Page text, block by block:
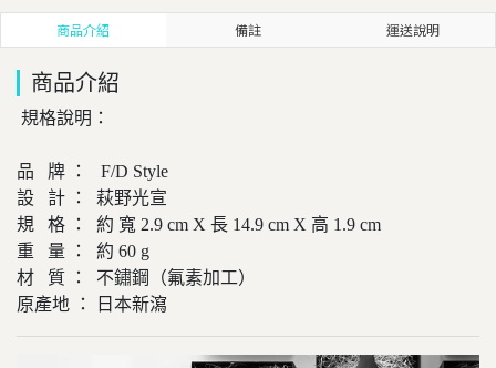
商品介紹 備註 運送說明
商品介紹
規格說明：
品 牌 ： F/D Style
設 計 ： 萩野光宣
規 格 ： 約 寬 2.9 cm X 長 14.9 cm X 高 1.9 cm
重 量 ： 約 60 g
材 質 ： 不鏽鋼（氟素加工）
原產地 ： 日本新瀉